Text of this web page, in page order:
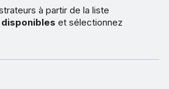
à partir de la liste
et sélectionnez